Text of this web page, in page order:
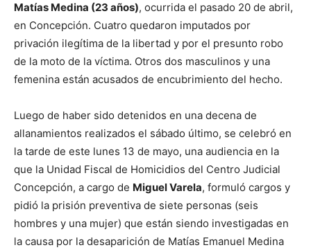
Matías Medina (23 años), ocurrida el pasado 20 de abril,
en Concepción. Cuatro quedaron imputados por
privación ilegítima de la libertad y por el presunto robo
de la moto de la víctima. Otros dos masculinos y una
femenina están acusados de encubrimiento del hecho.
Luego de haber sido detenidos en una decena de
allanamientos realizados el sábado último, se celebró en
la tarde de este lunes 13 de mayo, una audiencia en la
que la Unidad Fiscal de Homicidios del Centro Judicial
Concepción, a cargo de Miguel Varela, formuló cargos y
pidió la prisión preventiva de siete personas (seis
hombres y una mujer) que están siendo investigadas en
la causa por la desaparición de Matías Emanuel Medina